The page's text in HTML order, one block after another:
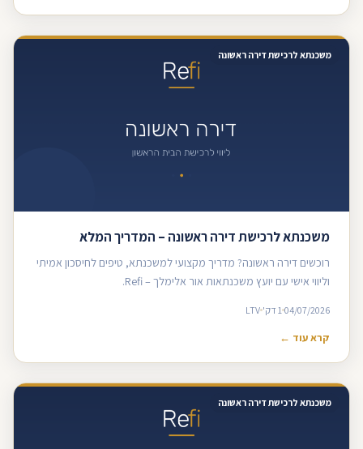
משכנתא לרכישת דירה ראשונה
משכנתא לרכישת דירה ראשונה – המדריך המלא
רוכשים דירה ראשונה? מדריך מקצועי למשכנתא, טיפים לחיסכון אמיתי
וליווי אישי עם יועץ משכנתאות אור אלימלך – Refi.
04/07/2026 1 דק' LTV
קרא עוד ←
משכנתא לרכישת דירה ראשונה